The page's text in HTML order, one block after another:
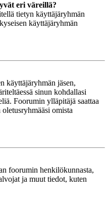
eri väreillä?
tietyn käyttäjäryhmän
käyttäjäryhmän
käyttäjäryhmän jäsen,
sinun kohdallasi
Foorumin ylläpitäjä saattaa
omista
foorumin henkilökunnasta,
ja muut tiedot, kuten